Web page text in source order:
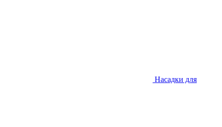
Насадки для